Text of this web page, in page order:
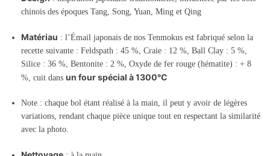
chinois des époques Tang, Song, Yuan, Ming et Qing
Matériau : l’Émail japonais de nos Tenmokus est fabriqué selon la
recette suivante : Feldspath : 45 %, Craie : 12 %, Ball Clay : 5 %,
Silice : 36 %, Bentonite : 2 %, Oxyde de fer rouge (hématite) : + 8
%, cuit dans un four spécial à 1300°C
Note : chaque bol étant réalisé à la main, il peut y avoir de légères
variations, rendant chaque pièce unique tout en respectant la similarité
avec la photo.